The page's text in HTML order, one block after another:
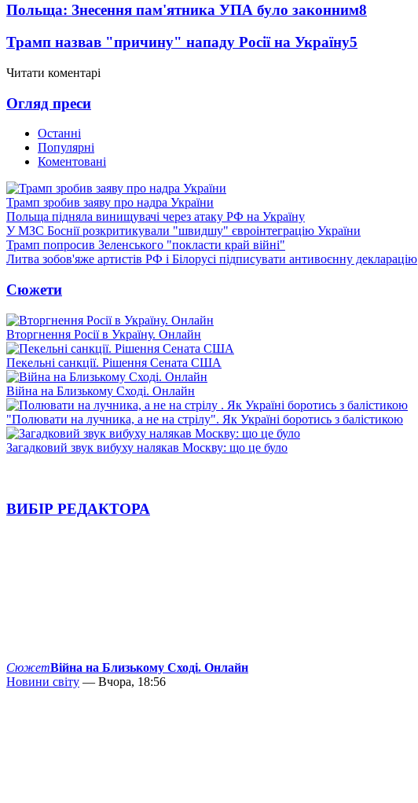
Польща: Знесення пам'ятника УПА було законним8
Трамп назвав "причину" нападу Росії на Україну5
Читати коментарі
Огляд преси
Останні
Популярні
Коментовані
Трамп зробив заяву про надра України
Польща підняла винищувачі через атаку РФ на Україну
У МЗС Боснії розкритикували "швидшу" євроінтеграцію України
Трамп попросив Зеленського "покласти край війні"
Литва зобов'яже артистів РФ і Білорусі підписувати антивоєнну декларацію
Сюжети
Вторгнення Росії в Україну. Онлайн
Пекельні санкції. Рішення Сената США
Війна на Близькому Сході. Онлайн
"Полювати на лучника, а не на стрілу". Як Україні боротись з балістикою
Загадковий звук вибуху налякав Москву: що це було
ВИБІР РЕДАКТОРА
СюжетВійна на Близькому Сході. Онлайн
Новини світу — Вчора, 18:56